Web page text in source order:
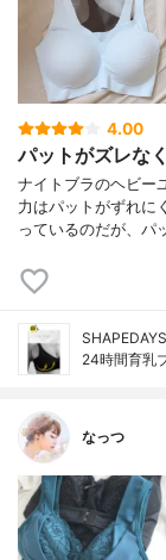
4.00
パットがズレな
ナイトブラのヘビー
力はパットがずれに
っているのだが、パ
24時間育乳
なっつ